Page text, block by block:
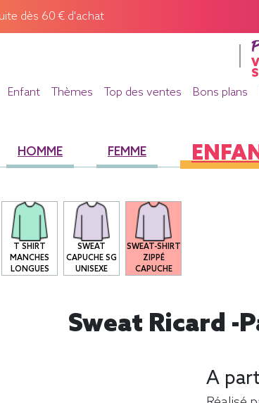
dès 60 € d'achat
Enfant Thèmes Top des ventes Bons plans
HOMME FEMME
T SHIRT
MANCHES
LONGUES
SWEAT
CAPUCHE SG
UNISEXE
SWEAT-SHIRT
ZIPPÉ
CAPUCHE
Sweat Ricard -
A